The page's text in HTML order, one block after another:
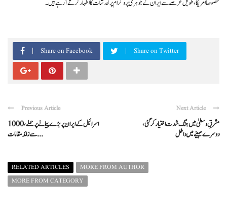
خصوصاً امریکا، طویل عرصے سے ایران کے جوہری پروگرام پر خدشات کا اظہار کرتے آ رہے ہیں۔
Share on Facebook Share on Twitter
Previous Article
اسرائیل کے ایران پر بڑے پیمانے پر حملے، 1000
سے زائد مقامات ...
Next Article
مشرقِ وسطیٰ میں جنگ شدت اختیار کر گئی،
دوسرے مہینے میں داخل
RELATED ARTICLES
MORE FROM AUTHOR
MORE FROM CATEGORY